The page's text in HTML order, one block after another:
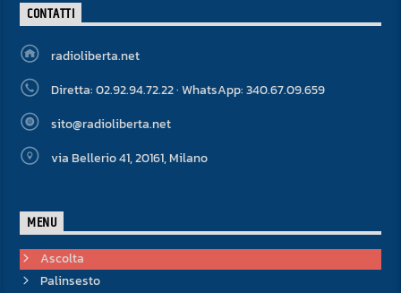
CONTATTI
radioliberta.net
Diretta: 02.92.94.72.22 · WhatsApp: 340.67.09.659
sito@radioliberta.net
via Bellerio 41, 20161, Milano
MENU
Ascolta
Palinsesto